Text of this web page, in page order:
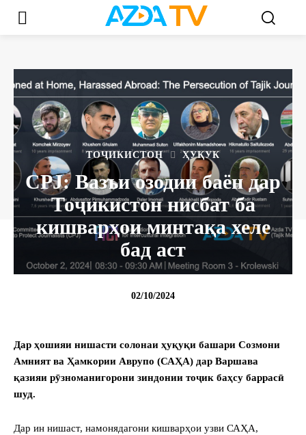
ТОҶИКИСТОН ҲУҚУК
CPJ: Вазъи озодии баён дар
Тоҷикистон нисбат ба
кишварҳои минтақа хеле
бад аст
02/10/2024
Дар ҳошияи нишасти солонаи ҳуқуқи башари Созмони
Амният ва Ҳамкории Аврупо (САҲА) дар Варшава
қазияи рӯзноманигорони зиндонии тоҷик баҳсу баррасӣ
шуд.
Дар ин нишаст, намонядагони кишварҳои узви САҲА,